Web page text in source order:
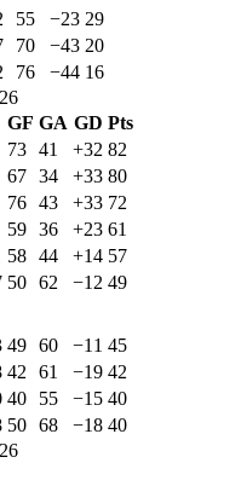
55 −23 29
70 −43 20
76 −44 16
GF GA GD Pts
73 41 +32 82
67 34 +33 80
76 43 +33 72
59 36 +23 61
58 44 +14 57
50 62 −12 49
49 60 −11 45
42 61 −19 42
40 55 −15 40
50 68 −18 40